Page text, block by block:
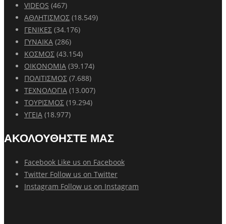
VIDEOS (467)
ΑΘΛΗΤΙΣΜΟΣ (18.549)
ΓΕΝΙΚΕΣ (34.176)
ΓΥΝΑΙΚΑ (286)
ΚΟΣΜΟΣ (43.154)
ΟΙΚΟΝΟΜΙΑ (39.174)
ΠΟΛΙΤΙΣΜΟΣ (7.688)
ΤΕΧΝΟΛΟΓΙΑ (13.007)
ΤΟΥΡΙΣΜΟΣ (19.294)
ΥΓΕΙΑ (18.977)
ΑΚΟΛΟΥΘΗΣΤΕ ΜΑΣ
Facebook Like us on Facebook
Twitter Follow us on Twitter
Instagram Follow us on Instagram